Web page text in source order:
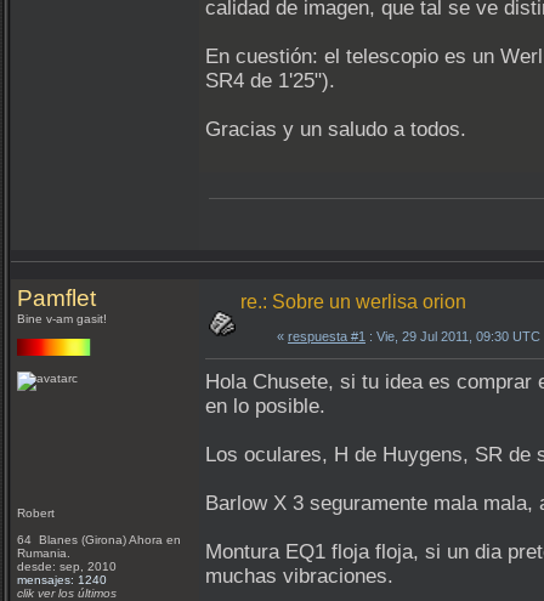
calidad de imagen, que tal se ve
En cuestión: el telescopio es un
SR4 de 1'25").
Gracias y un saludo a todos.
Pamflet
Bine v-am gasit!
Robert
64 Blanes (Girona) Ahora en
Rumania.
desde: sep, 2010
mensajes: 1240
clik ver los últimos
re.: Sobre un werlisa orion
« respuesta #1 : Vie, 29 Jul 2011, 09:30 UTC
Hola Chusete, si tu idea es comprar
en lo posible.
Los oculares, H de Huygens, SR de
Barlow X 3 seguramente mala
Montura EQ1 floja floja, si un dia
muchas vibraciones.